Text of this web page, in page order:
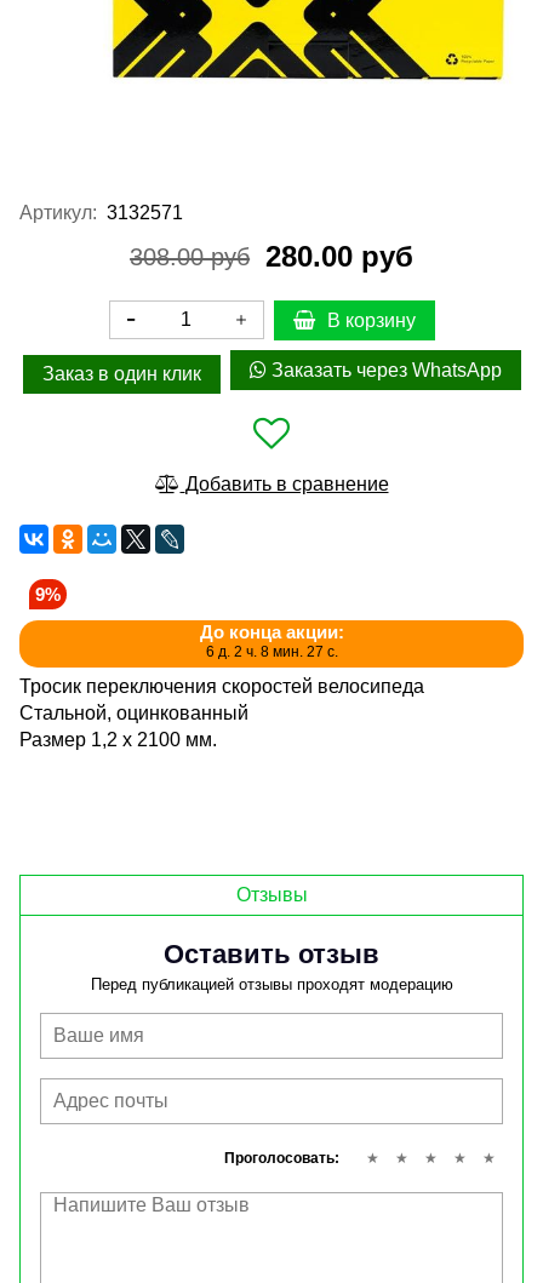
Артикул: 3132571
308.00 руб 280.00 руб
В корзину
Заказ в один клик Заказать через WhatsApp
Добавить в сравнение
9%
До конца акции:
6 д. 2 ч. 8 мин. 27 с.
Тросик переключения скоростей велосипеда
Стальной, оцинкованный
Размер 1,2 х 2100 мм.
Отзывы
Оставить отзыв
Перед публикацией отзывы проходят модерацию
Проголосовать: